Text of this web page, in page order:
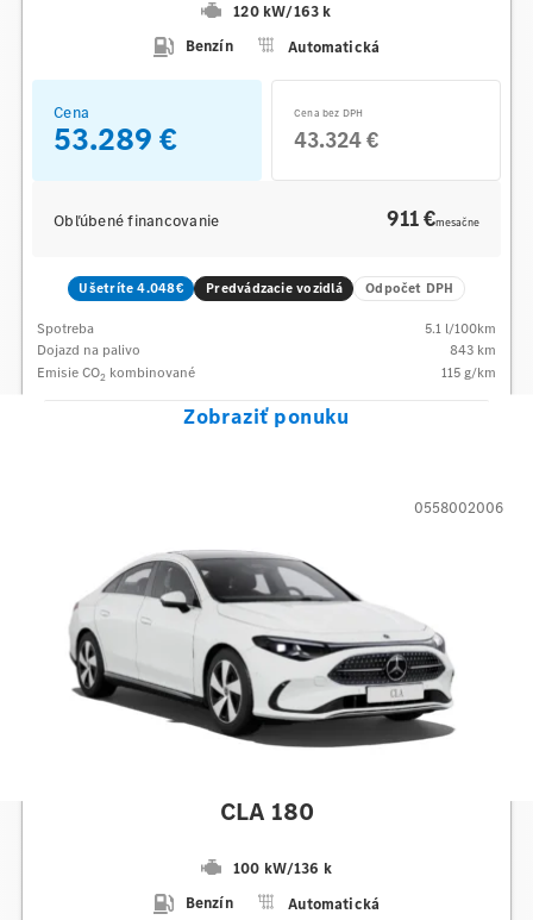
120 kW/163 k
Benzín
Automatická
Cena
53.289 €
Cena bez DPH
43.324 €
Obľúbené financovanie 911 €mesačne
Ušetríte 4.048€ Predvádzacie vozidlá Odpočet DPH
Spotreba 5.1 l/100km
Dojazd na palivo
843 km
Emisie CO2 kombinované 115 g/km
Zobraziť ponuku
CLA 180
100 kW/136 k
Benzín
Automatická
0558002006